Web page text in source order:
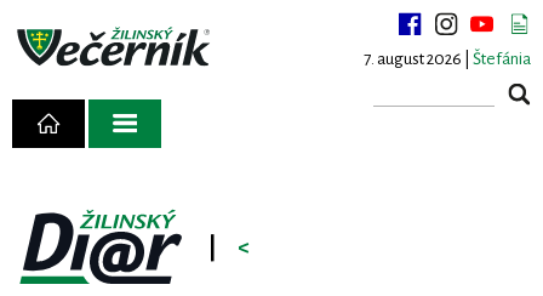
7. august 2026 | Štefánia
<